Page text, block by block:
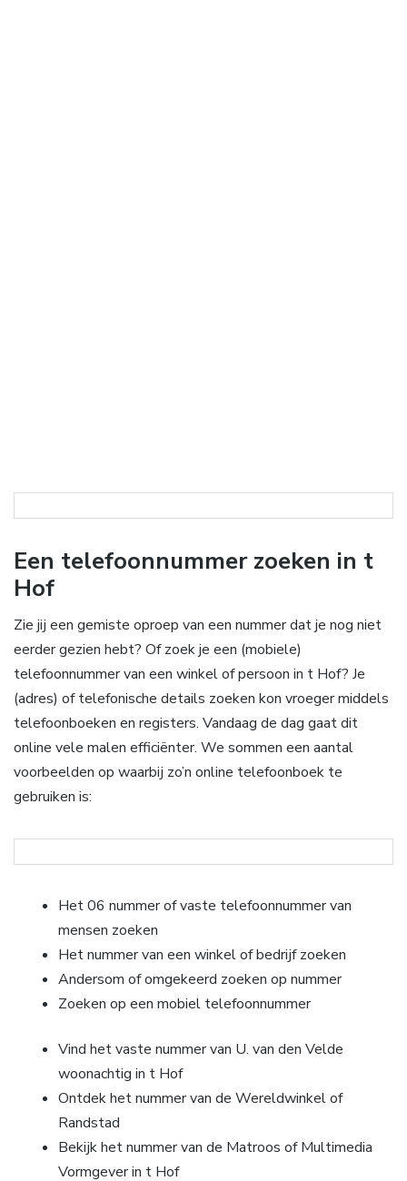
Een telefoonnummer zoeken in t
Hof
Zie jij een gemiste oproep van een nummer dat je nog niet
eerder gezien hebt? Of zoek je een (mobiele)
telefoonnummer van een winkel of persoon in t Hof? Je
(adres) of telefonische details zoeken kon vroeger middels
telefoonboeken en registers. Vandaag de dag gaat dit
online vele malen efficiënter. We sommen een aantal
voorbeelden op waarbij zo’n online telefoonboek te
gebruiken is:
Het 06 nummer of vaste telefoonnummer van
mensen zoeken
Het nummer van een winkel of bedrijf zoeken
Andersom of omgekeerd zoeken op nummer
Zoeken op een mobiel telefoonnummer
Vind het vaste nummer van U. van den Velde
woonachtig in t Hof
Ontdek het nummer van de Wereldwinkel of
Randstad
Bekijk het nummer van de Matroos of Multimedia
Vormgever in t Hof